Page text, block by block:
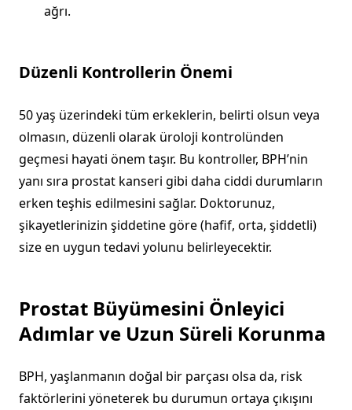
ağrı.
Düzenli Kontrollerin Önemi
50 yaş üzerindeki tüm erkeklerin, belirti olsun veya
olmasın, düzenli olarak üroloji kontrolünden
geçmesi hayati önem taşır. Bu kontroller, BPH’nin
yanı sıra prostat kanseri gibi daha ciddi durumların
erken teşhis edilmesini sağlar. Doktorunuz,
şikayetlerinizin şiddetine göre (hafif, orta, şiddetli)
size en uygun tedavi yolunu belirleyecektir.
Prostat Büyümesini Önleyici
Adımlar ve Uzun Süreli Korunma
BPH, yaşlanmanın doğal bir parçası olsa da, risk
faktörlerini yöneterek bu durumun ortaya çıkışını